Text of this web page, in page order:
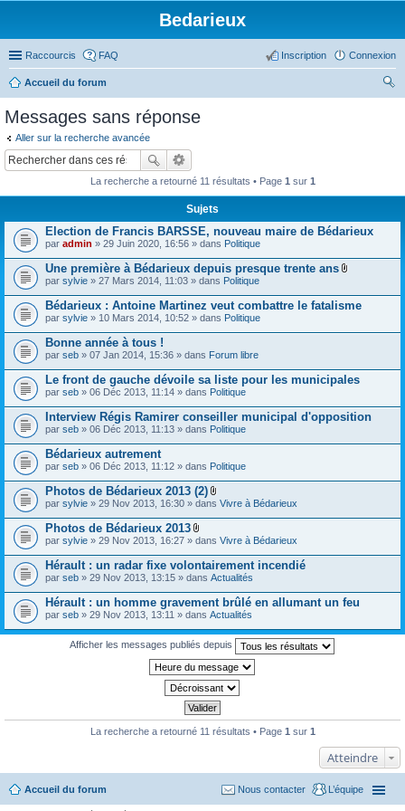
Bedarieux
Raccourcis FAQ Connexion
Inscription
Accueil du forum
Messages sans réponse
Aller sur la recherche avancée
La recherche a retourné 11 résultats • Page 1 sur 1
Sujets
Election de Francis BARSSE, nouveau maire de Bédarieux
par admin » 29 Juin 2020, 16:56 » dans Politique
Une première à Bédarieux depuis presque trente ans
è
c
s
n
t
s
par sylvie » 27 Mars 2014, 11:03 » dans Politique
Bédarieux : Antoine Martinez veut combattre le fatalisme
par sylvie » 10 Mars 2014, 10:52 » dans Politique
Bonne année à tous !
par seb » 07 Jan 2014, 15:36 » dans Forum libre
Le front de gauche dévoile sa liste pour les municipales
par seb » 06 Déc 2013, 11:14 » dans Politique
Interview Régis Ramirer conseiller municipal d'opposition
par seb » 06 Déc 2013, 11:13 » dans Politique
Bédarieux autrement
par seb » 06 Déc 2013, 11:12 » dans Politique
Photos de Bédarieux 2013 (2)
P
è
e
s
j
o
n
t
e
s
par sylvie » 29 Nov 2013, 16:30 » dans Vivre à Bédarieux
Photos de Bédarieux 2013
P
è
c
e
s
j
o
n
e
s
par sylvie » 29 Nov 2013, 16:27 » dans Vivre à Bédarieux
Hérault : un radar fixe volontairement incendié
par seb » 29 Nov 2013, 13:15 » dans Actualités
Hérault : un homme gravement brûlé en allumant un feu
par seb » 29 Nov 2013, 13:11 » dans Actualités
Afficher les messages publiés depuis
La recherche a retourné 11 résultats • Page 1 sur 1
Atteindre
Accueil du forum L’équipe
Nous contacter